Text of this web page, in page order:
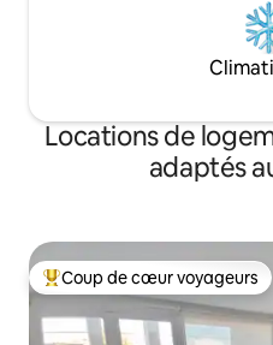
Locations de
adaptés
Coups de cœur voyageurs
Coup de cœur voyageurs